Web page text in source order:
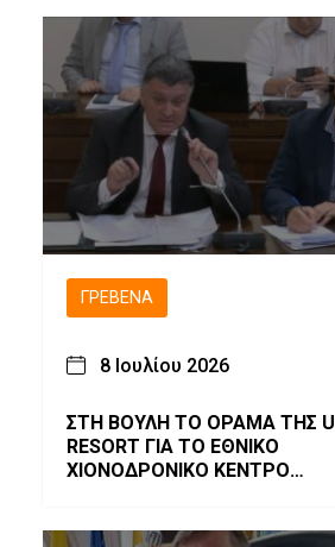
ΓΡΕΒΕΝΆ
8 Ιουλίου 2026
ΣΤΗ ΒΟΥΛΗ ΤΟ ΟΡΑΜΑ ΤΗΣ U
RESORT ΓΙΑ ΤΟ ΕΘΝΙΚΟ
ΧΙΟΝΟΔΡΟΝΙΚΟ ΚΕΝΤΡΟ